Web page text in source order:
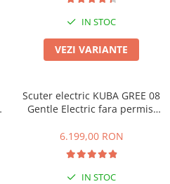
IN STOC
VEZI VARIANTE
Scuter electric KUBA GREE 08
Gentle Electric fara permis,
motor 1200W, baterie 72V
20Ah , omologat RAR
6.199,00 RON
IN STOC